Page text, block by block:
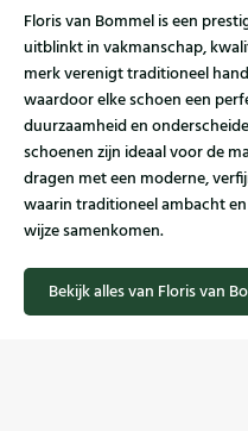
Floris van Bommel is een
uitblinkt in vakmanschap,
merk verenigt traditioneel
waardoor elke schoen een
duurzaamheid en
schoenen zijn ideaal voor de
dragen met een moderne,
waarin traditioneel ambacht
wijze samenkomen.
Bekijk alles van Floris van